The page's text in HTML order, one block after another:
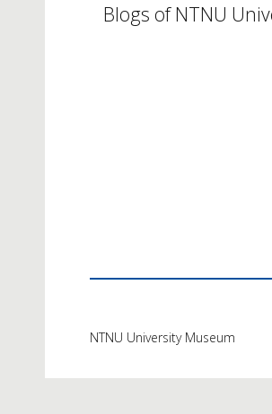
Blogs of NTNU
NTNU University Museum